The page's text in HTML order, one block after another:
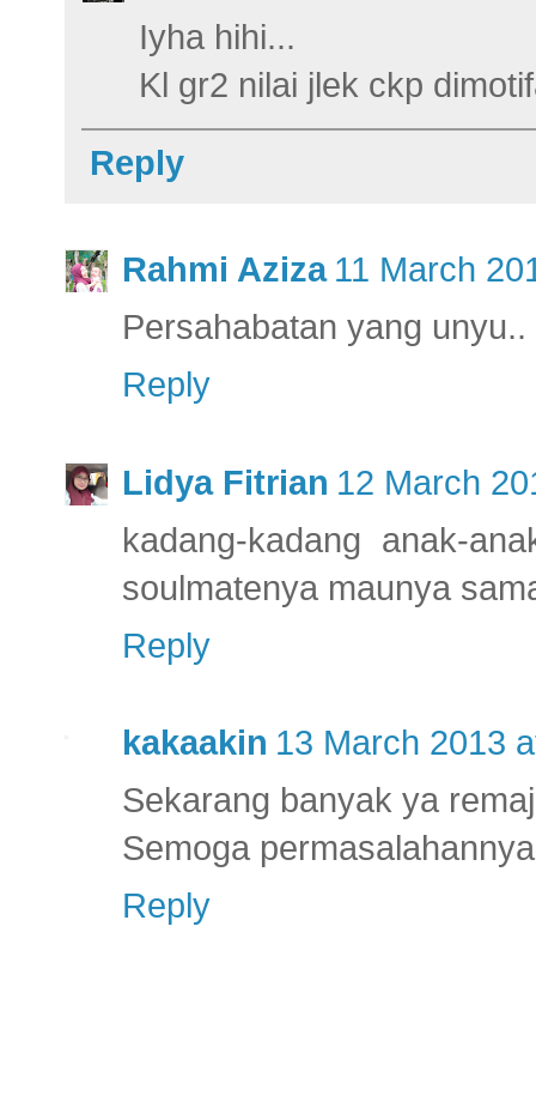
Iyha hihi...
Kl gr2 nilai jlek ckp
Reply
Rahmi Aziza 11 March
Persahabatan yang
Reply
Lidya Fitrian 12 March
kadang-kadang anak-
soulmatenya maunya
Reply
kakaakin 13 March 2013
Sekarang banyak ya
Semoga
Reply